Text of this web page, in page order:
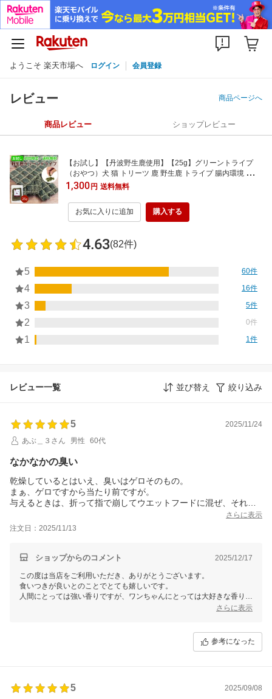
ようこそ 楽天市場へ ログイン 会員登録
レビュー 商品ページへ
商品レビュー ショップレビュー
【お試し】【丹波野生鹿使用】【25g】グリーントライプ
（おやつ）犬 猫 トリーツ 鹿 野生鹿 トライプ 腸内環境 腸活
発酵 酵素 乳酸菌 必須脂肪酸 ジビエ 国産 無添加 低温乾燥 便
秘 下痢 食欲不振 水を飲まない アレルギー 毛艶 ご褒美 トレ
ーニング 低脂肪 低アレルゲン
1,300円 送料無料
お気に入りに追加 購入する
4.63(82件)
5 60件
4 16件
3 5件
2 0件
1 1件
レビュー一覧 並び替え 絞り込み
5
2025/11/24
あぶ＿３さん
男性 60代
なかなかの臭い
乾燥しているとはいえ、臭いはゲロそのもの。
まぁ、ゲロですから当たり前ですが。
与えるときは、折って指で崩してウエットフードに混ぜ、それに
指についた臭いは洗えば落ちます。
それに比べたら天国だ笑っていました。
イタリアングレイハウンドの子犬なので、餌に混ぜる量も少なく
済むので助かります。
さらに表示
注文日：2025/11/13
ショップからのコメント 2025/12/17
この度は当店をご利用いただき、ありがとうございます。
食いつきが良いとのことでとても嬉しいです。
人間にとっては強い香りですが、ワンちゃんにとっては大好きな香りみ
さらに表示
参考になった
5
2025/09/08